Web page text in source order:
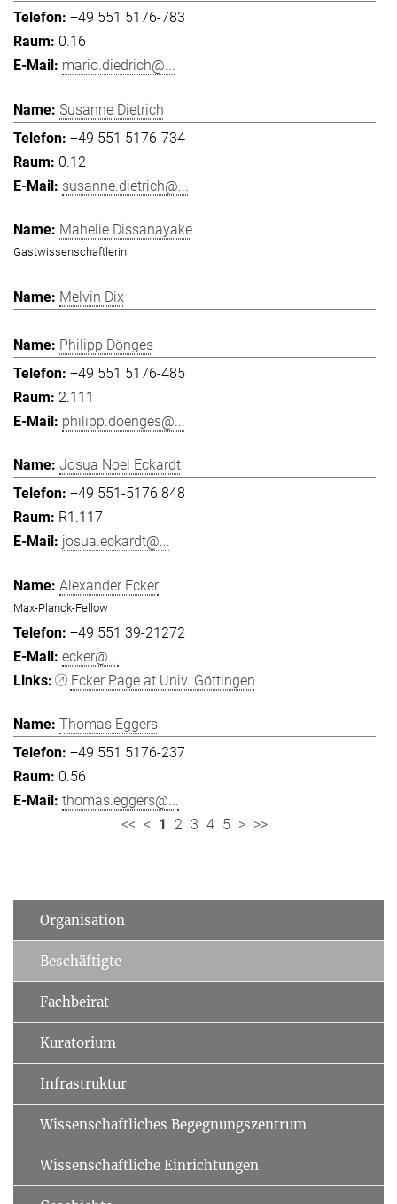
+49 551 5176-783
0.16
mario.diedrich@...
Susanne Dietrich
+49 551 5176-734
0.12
susanne.dietrich@...
Mahelie Dissanayake
Gastwissenschaftlerin
Melvin Dix
Philipp Dönges
+49 551 5176-485
2.111
philipp.doenges@...
Josua Noel Eckardt
+49 551-5176 848
R1.117
josua.eckardt@...
Alexander Ecker
Max-Planck-Fellow
+49 551 39-21272
ecker@...
Ecker Page at Univ. Göttingen
Thomas Eggers
+49 551 5176-237
0.56
thomas.eggers@...
<< < 1 2 3 4 5 > >>
Organisation
Beschäftigte
Fachbeirat
Kuratorium
Infrastruktur
Wissenschaftliches Begegnungszentrum
Wissenschaftliche Einrichtungen